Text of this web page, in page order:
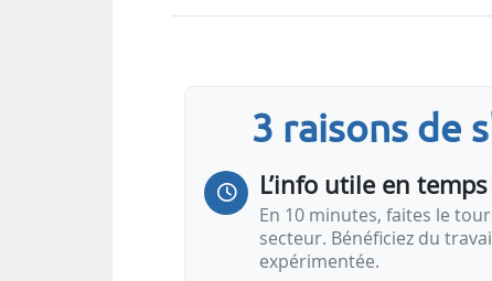
2015 et 2017, puis le poste de
3 raisons de
L’info utile en
En 10 minutes, faites le
secteur. Bénéficiez du
expérimentée.